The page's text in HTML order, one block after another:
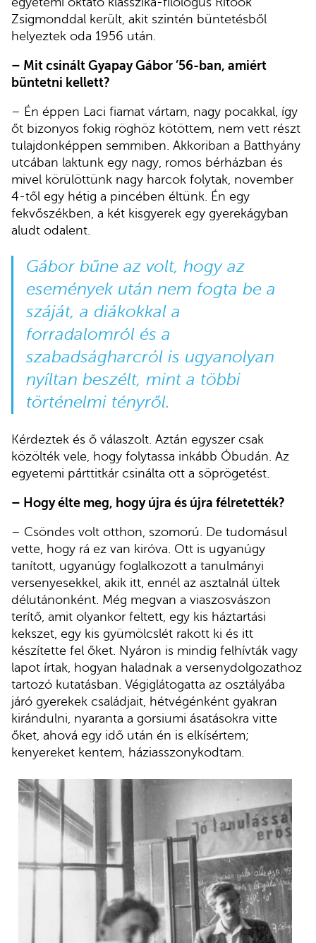
Zsigmonddal került, akit szintén büntetésből
helyeztek oda 1956 után.
– Mit csinált Gyapay Gábor ’56-ban, amiért
büntetni kellett?
– Én éppen Laci fiamat vártam, nagy pocakkal, így
őt bizonyos fokig röghöz kötöttem, nem vett részt
tulajdonképpen semmiben. Akkoriban a Batthyány
utcában laktunk egy nagy, romos bérházban és
mivel körülöttünk nagy harcok folytak, november
4-től egy hétig a pincében éltünk. Én egy
fekvőszékben, a két kisgyerek egy gyerekágyban
aludt odalent.
Gábor bűne az volt, hogy az
események után nem fogta be a
száját, a diákokkal a
forradalomról és a
szabadságharcról is ugyanolyan
nyíltan beszélt, mint a többi
történelmi tényről.
Kérdeztek és ő válaszolt. Aztán egyszer csak
közölték vele, hogy folytassa inkább Óbudán. Az
egyetemi párttitkár csinálta ott a söprögetést.
– Hogy élte meg, hogy újra és újra félretették?
– Csöndes volt otthon, szomorú. De tudomásul
vette, hogy rá ez van kiróva. Ott is ugyanúgy
tanított, ugyanúgy foglalkozott a tanulmányi
versenyesekkel, akik itt, ennél az asztalnál ültek
délutánonként. Még megvan a viaszosvászon
terítő, amit olyankor feltett, egy kis háztartási
kekszet, egy kis gyümölcslét rakott ki és itt
készítette fel őket. Nyáron is mindig felhívták vagy
lapot írtak, hogyan haladnak a versenydolgozathoz
tartozó kutatásban. Végiglátogatta az osztályába
járó gyerekek családjait, hétvégénként gyakran
kirándulni, nyaranta a gorsiumi ásatásokra vitte
őket, ahová egy idő után én is elkísértem;
kenyereket kentem, háziasszonykodtam.